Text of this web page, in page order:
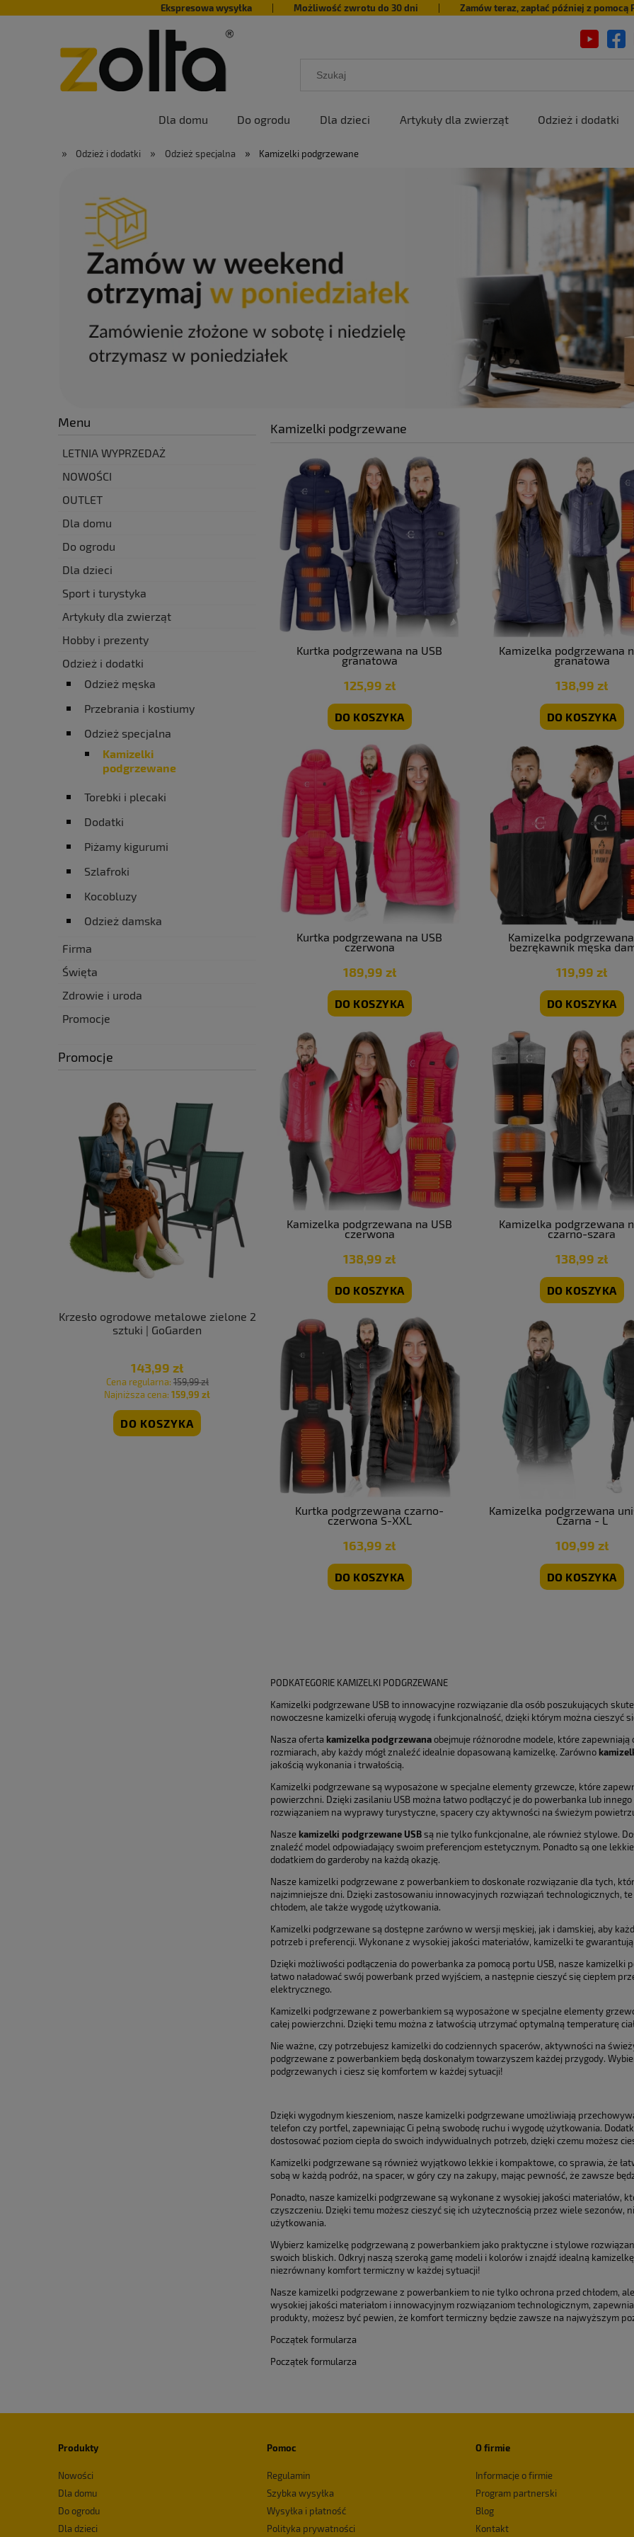
Ekspresowa wysyłka Możliwość zwrotu do 30 dni Zamów teraz, zapłać później z pomocą
Dla domu Do ogrodu Dla dzieci Artykuły dla zwierząt Odzież i dodatki
» Odzież i dodatki » Odzież specjalna » Kamizelki podgrzewane
Menu
LETNIA WYPRZEDAŻ
NOWOŚCI
OUTLET
Dla domu
Do ogrodu
Dla dzieci
Sport i turystyka
Artykuły dla zwierząt
Hobby i prezenty
Odzież i dodatki
Odzież męska
Przebrania i kostiumy
Odzież specjalna
Kamizelki
podgrzewane
Torebki i plecaki
Dodatki
Piżamy kigurumi
Szlafroki
Kocobluzy
Odzież damska
Firma
Święta
Zdrowie i uroda
Promocje
Promocje
Krzesło ogrodowe metalowe zielone 2
sztuki | GoGarden
143,99 zł
Cena regularna: 159,99 zł
Najniższa cena: 159,99 zł
DO KOSZYKA
Krzesła ogrodowe metalowe na taras
balkon fotel do ogrodu niebieskie 4
szt | GoGarden
269,99 zł
Cena regularna:
299,99 zł
Najniższa cena:
299,99 zł
DO KOSZYKA
Krzesło ogrodowe metalowe
sztuk | GoGarden
449,99 zł
Cena regularna:
499,99 zł
Najniższa cena:499,99 zł
DO KOSZYKA
Kamizelki podgrzewane
Kurtka podgrzewana na USB
granatowa
125,99 zł
DO KOSZYKA
Kamizelka podgrzewana
granatowa
138,99 zł
DO KOSZYKA
Kurtka podgrzewana na USB
czerwona
189,99 zł
DO KOSZYKA
Kamizelka
bezrękawnik męska
pikowana czarna
119,99 zł
DO KOSZYKA
Kamizelka podgrzewana na USB
czerwona
138,99 zł
DO KOSZYKA
Kamizelka podgrzewana
czarno-szara
138,99 zł
DO KOSZYKA
Kurtka podgrzewana czarno-
czerwona S-XXL
163,99 zł
DO KOSZYKA
Kamizelka podgrzewana
Czarna - L
109,99 zł
DO KOSZYKA
PODKATEGORIE KAMIZELKI PODGRZEWANE
Kamizelki podgrzewane USB to innowacyjne rozwiązanie dla osób poszukujących
nowoczesne kamizelki oferują wygodę i funkcjonalność, dzięki którym można cieszyć
Nasza oferta kamizelka podgrzewana obejmuje różnorodne modele, które
rozmiarach, aby każdy mógł znaleźć idealnie dopasowaną kamizelkę. Zarówno
jakością wykonania i trwałością.
Kamizelki podgrzewane są wyposażone w specjalne elementy grzewcze, które
powierzchni. Dzięki zasilaniu USB można łatwo podłączyć je do powerbanka lub
rozwiązaniem na wyprawy turystyczne, spacery czy aktywności na świeżym
Nasze kamizelki podgrzewane USB są nie tylko funkcjonalne, ale również stylowe.
znaleźć model odpowiadający swoim preferencjom estetycznym. Ponadto są one
dodatkiem do garderoby na każdą okazję.
Nasze kamizelki podgrzewane z powerbankiem to doskonałe rozwiązanie dla tych,
najzimniejsze dni. Dzięki zastosowaniu innowacyjnych rozwiązań technologicznych,
chłodem, ale także wygodę użytkowania.
Kamizelki podgrzewane są dostępne zarówno w wersji męskiej, jak i damskiej, aby
potrzeb i preferencji. Wykonane z wysokiej jakości materiałów, kamizelki te
Dzięki możliwości podłączenia do powerbanka za pomocą portu USB, nasze
łatwo naładować swój powerbank przed wyjściem, a następnie cieszyć się ciepłem
elektrycznego.
Kamizelki podgrzewane z powerbankiem są wyposażone w specjalne elementy
całej powierzchni. Dzięki temu można z łatwością utrzymać optymalną temperaturę
Nie ważne, czy potrzebujesz kamizelki do codziennych spacerów, aktywności na
podgrzewane z powerbankiem będą doskonałym towarzyszem każdej przygody.
podgrzewanych i ciesz się komfortem w każdej sytuacji!
Dzięki wygodnym kieszeniom, nasze kamizelki podgrzewane umożliwiają
telefon czy portfel, zapewniając Ci pełną swobodę ruchu i wygodę użytkowania.
dostosować poziom ciepła do swoich indywidualnych potrzeb, dzięki czemu możesz
Kamizelki podgrzewane są również wyjątkowo lekkie i kompaktowe, co sprawia, że
sobą w każdą podróż, na spacer, w góry czy na zakupy, mając pewność, że zawsze
Ponadto, nasze kamizelki podgrzewane są wykonane z wysokiej jakości materiałów,
czyszczeniu. Dzięki temu możesz cieszyć się ich użytecznością przez wiele
użytkowania.
Wybierz kamizelkę podgrzewaną z powerbankiem jako praktyczne i stylowe
swoich bliskich. Odkryj naszą szeroką gamę modeli i kolorów i znajdź idealną
niezrównany komfort termiczny w każdej sytuacji!
Nasze kamizelki podgrzewane z powerbankiem to nie tylko ochrona przed chłodem,
wysokiej jakości materiałom i innowacyjnym rozwiązaniom technologicznym,
produkty, możesz być pewien, że komfort termiczny będzie zawsze na najwyższym
Początek formularza
Początek formularza
Produkty
Nowości
Dla domu
Do ogrodu
Dla dzieci
Pomoc
Regulamin
Szybka wysyłka
Wysyłka i płatność
Polityka prywatności
O firmie
Informacje o firmie
Program partnerski
Blog
Kontakt